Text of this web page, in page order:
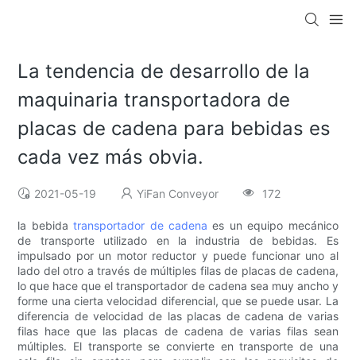
La tendencia de desarrollo de la
maquinaria transportadora de
placas de cadena para bebidas es
cada vez más obvia.
2021-05-19 YiFan Conveyor 172
la bebidatransportador de cadenaes un equipo mecánico
de transporte utilizado en la industria de bebidas. Es
impulsado por un motor reductor y puede funcionar uno al
lado del otro a través de múltiples filas de placas de cadena,
lo que hace que el transportador de cadena sea muy ancho y
forme una cierta velocidad diferencial, que se puede usar. La
diferencia de velocidad de las placas de cadena de varias
filas hace que las placas de cadena de varias filas sean
múltiples. El transporte se convierte en transporte de una